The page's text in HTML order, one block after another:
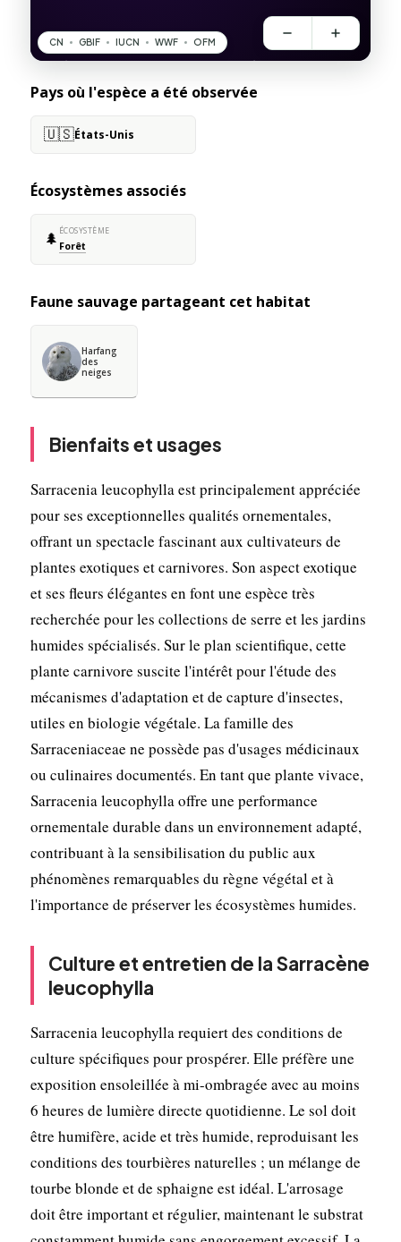
Pays où l'espèce a été observée
🇺🇸États-Unis
Écosystèmes associés
🌲 ÉCOSYSTÈME
Forêt
Faune sauvage partageant cet habitat
Harfang
des
neiges
Bienfaits et usages
Sarracenia leucophylla est principalement appréciée
pour ses exceptionnelles qualités ornementales,
offrant un spectacle fascinant aux cultivateurs de
plantes exotiques et carnivores. Son aspect exotique
et ses fleurs élégantes en font une espèce très
recherchée pour les collections de serre et les jardins
humides spécialisés. Sur le plan scientifique, cette
plante carnivore suscite l'intérêt pour l'étude des
mécanismes d'adaptation et de capture d'insectes,
utiles en biologie végétale. La famille des
Sarraceniaceae ne possède pas d'usages médicinaux
ou culinaires documentés. En tant que plante vivace,
Sarracenia leucophylla offre une performance
ornementale durable dans un environnement adapté,
contribuant à la sensibilisation du public aux
phénomènes remarquables du règne végétal et à
l'importance de préserver les écosystèmes humides.
Culture et entretien de la Sarracène
leucophylla
Sarracenia leucophylla requiert des conditions de
culture spécifiques pour prospérer. Elle préfère une
exposition ensoleillée à mi-ombragée avec au moins
6 heures de lumière directe quotidienne. Le sol doit
être humifère, acide et très humide, reproduisant les
conditions des tourbières naturelles ; un mélange de
tourbe blonde et de sphaigne est idéal. L'arrosage
doit être important et régulier, maintenant le substrat